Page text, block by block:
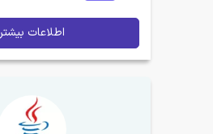
اطلاعات بیشتر